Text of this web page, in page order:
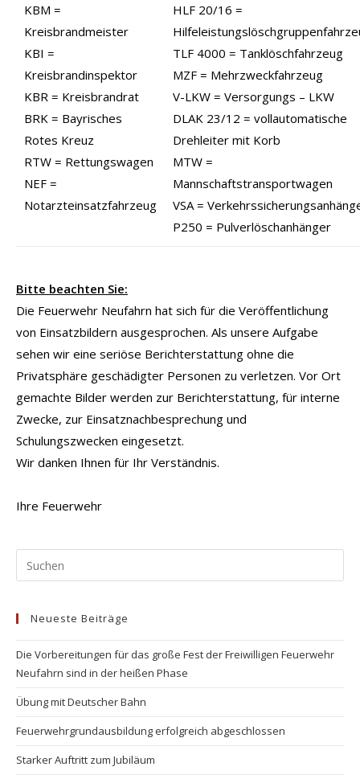
KBM =
Kreisbrandmeister
KBI =
Kreisbrandinspektor
KBR = Kreisbrandrat
BRK = Bayrisches
Rotes Kreuz
RTW = Rettungswagen
NEF =
Notarzteinsatzfahrzeug
HLF 20/16 =
TLF 4000 = Tanklöschfahrzeug
MZF = Mehrzweckfahrzeug
V-LKW = Versorgungs – LKW
DLAK 23/12 = vollautomatische
Drehleiter mit Korb
MTW =
Mannschaftstransportwagen
VSA =
P250 = Pulverlöschanhänger
Bitte beachten Sie:
Die Feuerwehr Neufahrn hat sich für die Veröffentlichung
von Einsatzbildern ausgesprochen. Als unsere Aufgabe
sehen wir eine seriöse Berichterstattung ohne die
Privatsphäre geschädigter Personen zu verletzen. Vor Ort
gemachte Bilder werden zur Berichterstattung, für interne
Zwecke, zur Einsatznachbesprechung und
Schulungszwecken eingesetzt.
Wir danken Ihnen für Ihr Verständnis.
Ihre Feuerwehr
Neueste Beiträge
Die Vorbereitungen für das große Fest der Freiwilligen Feuerwehr
Neufahrn sind in der heißen Phase
Übung mit Deutscher Bahn
Feuerwehrgrundausbildung erfolgreich abgeschlossen
Starker Auftritt zum Jubiläum